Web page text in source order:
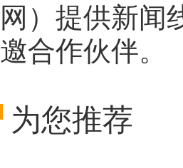
网 ）提供新闻
邀合作伙伴。
为您推荐